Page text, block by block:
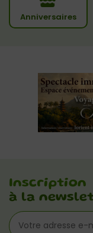
Anniversaires
Inscription
à la